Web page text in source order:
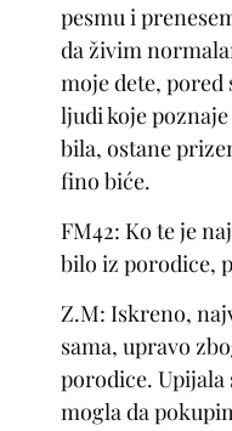
pesmu i
da živim
moje dete,
ljudi koje
bila, ostane
fino biće.
FM42: Ko te je
bilo iz porodice,
Z.M: Iskreno,
sama, upravo
porodice. Upijala
mogla da